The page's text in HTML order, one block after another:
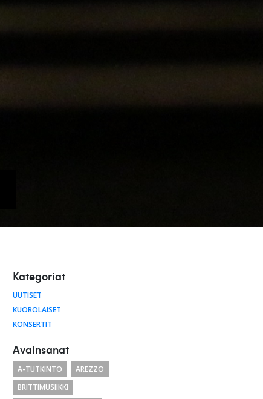
Kategoriat
UUTISET
KUOROLAISET
KONSERTIT
Avainsanat
A-TUTKINTO
AREZZO
BRITTIMUSIIKKI